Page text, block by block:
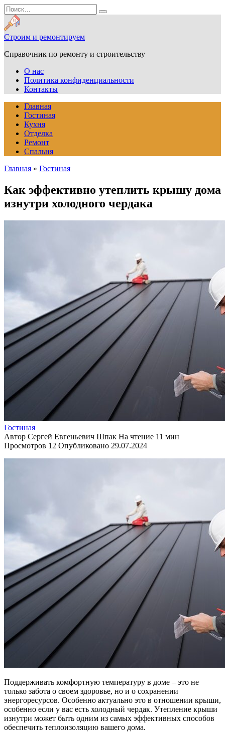
Перейти
к
содержанию
Search
for:
Строим и ремонтируем
Справочник по ремонту и строительству
О нас
Политика конфиденциальности
Контакты
Главная
Гостиная
Кухня
Отделка
Ремонт
Спальня
Главная » Гостиная
Как эффективно утеплить крышу дома
изнутри холодного чердака
Гостиная
Автор Сергей Евгеньевич Шпак На чтение 11 мин
Просмотров 12 Опубликовано 29.07.2024
Поддерживать комфортную температуру в доме – это не
только забота о своем здоровье, но и о сохранении
энергоресурсов. Особенно актуально это в отношении крыши,
особенно если у вас есть холодный чердак. Утепление крыши
изнутри может быть одним из самых эффективных способов
обеспечить теплоизоляцию вашего дома.